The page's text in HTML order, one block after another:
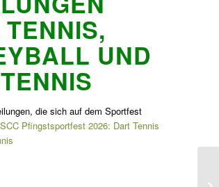
UND
die sich auf dem Sportfest
SCC Pfingstsportfest 2026: Dart Tennis